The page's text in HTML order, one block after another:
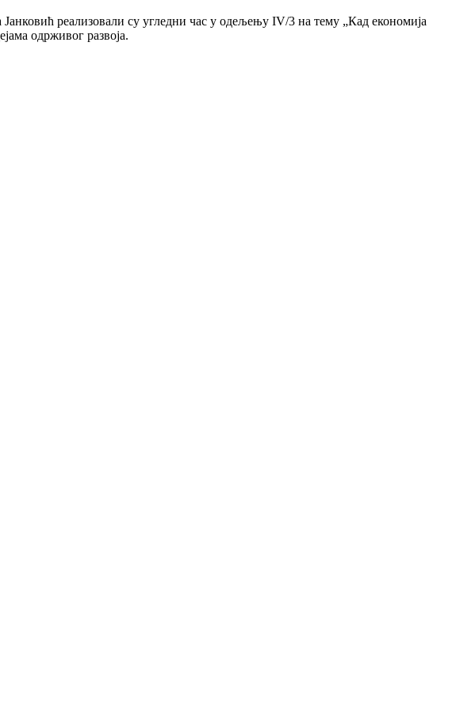
реализовали су угледни час у одељењу IV/3 на тему „Кад економија
одрживог развоја.